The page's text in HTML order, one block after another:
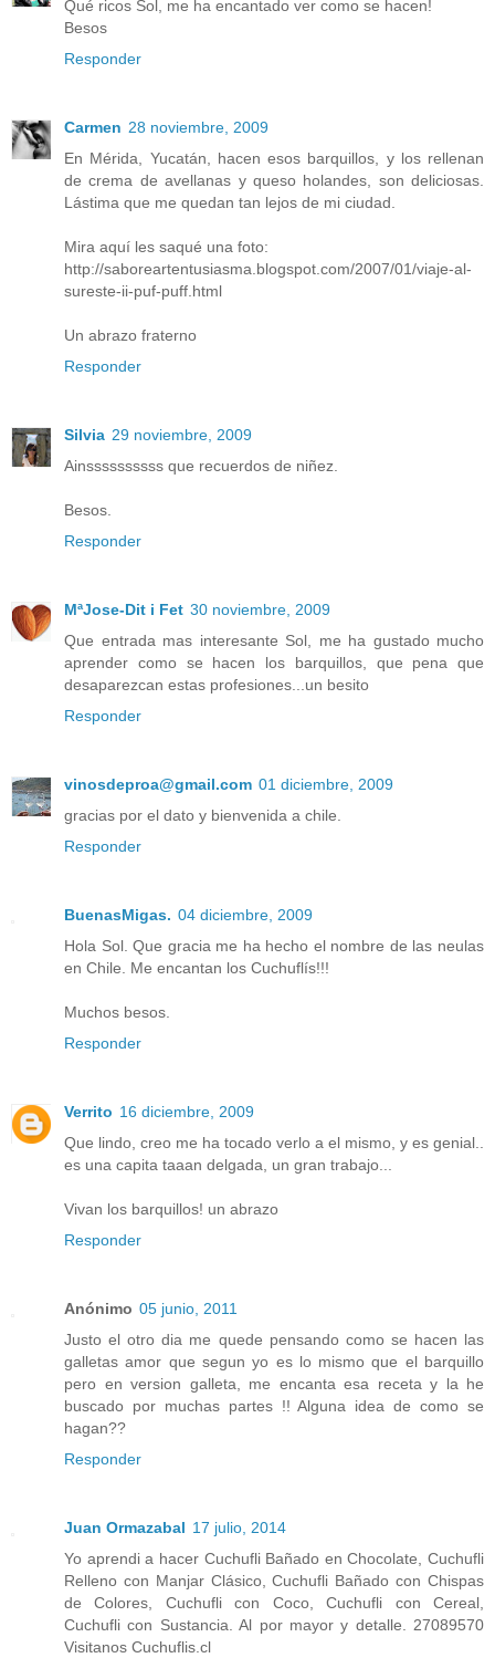
Qué ricos Sol, me ha encantado ver como se hacen!
Besos
Responder
Carmen 28 noviembre, 2009
En Mérida, Yucatán, hacen esos barquillos, y los rellenan
de crema de avellanas y queso holandes, son deliciosas.
Lástima que me quedan tan lejos de mi ciudad.
Mira aquí les saqué una foto:
http://saboreartentusiasma.blogspot.com/2007/01/viaje-al-
sureste-ii-puf-puff.html
Un abrazo fraterno
Responder
Silvia 29 noviembre, 2009
Ainssssssssss que recuerdos de niñez.
Besos.
Responder
MªJose-Dit i Fet 30 noviembre, 2009
Que entrada mas interesante Sol, me ha gustado mucho
aprender como se hacen los barquillos, que pena que
desaparezcan estas profesiones...un besito
Responder
vinosdeproa@gmail.com 01 diciembre, 2009
gracias por el dato y bienvenida a chile.
Responder
BuenasMigas. 04 diciembre, 2009
Hola Sol. Que gracia me ha hecho el nombre de las neulas
en Chile. Me encantan los Cuchuflís!!!
Muchos besos.
Responder
Verrito 16 diciembre, 2009
Que lindo, creo me ha tocado verlo a el mismo, y es genial..
es una capita taaan delgada, un gran trabajo...
Vivan los barquillos! un abrazo
Responder
Anónimo 05 junio, 2011
Justo el otro dia me quede pensando como se hacen las
galletas amor que segun yo es lo mismo que el barquillo
pero en version galleta, me encanta esa receta y la he
buscado por muchas partes !! Alguna idea de como se
hagan??
Responder
Juan Ormazabal 17 julio, 2014
Yo aprendi a hacer Cuchufli Bañado en Chocolate, Cuchufli
Relleno con Manjar Clásico, Cuchufli Bañado con Chispas
de Colores, Cuchufli con Coco, Cuchufli con Cereal,
Cuchufli con Sustancia. Al por mayor y detalle. 27089570
Visitanos Cuchuflis.cl